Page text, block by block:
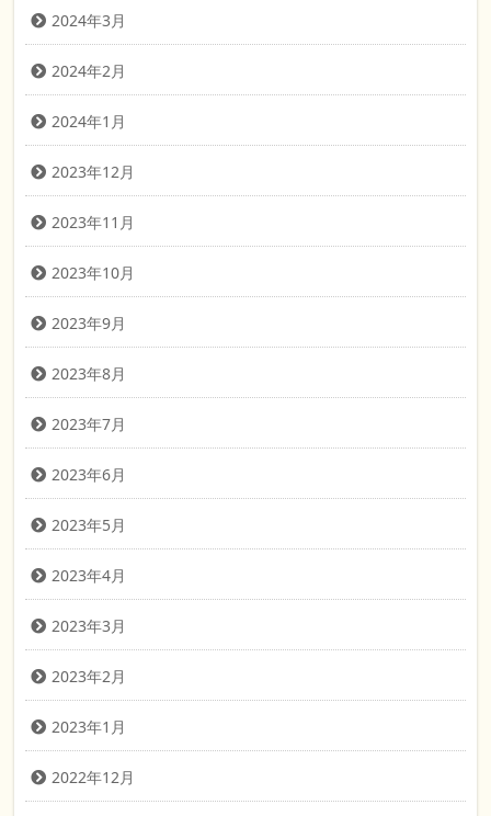
2024年3月
2024年2月
2024年1月
2023年12月
2023年11月
2023年10月
2023年9月
2023年8月
2023年7月
2023年6月
2023年5月
2023年4月
2023年3月
2023年2月
2023年1月
2022年12月